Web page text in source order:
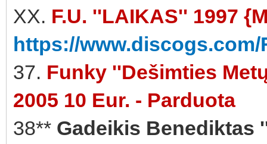
XX. F.U. ''LAIKAS'' 1997
https://www.discogs.com/
37. Funky ''Dešimties
2005 10 Eur. - Parduota
38** Gadeikis Benediktas